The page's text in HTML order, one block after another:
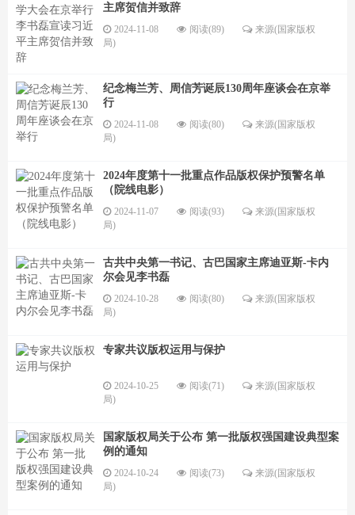
主席贺信并致辞
2024-11-08 阅读(89)
来源(国家版权
局)
纪念梅兰芳、周信芳诞辰130周年座谈会在京举
行
2024-11-08 阅读(80)
来源(国家版权
局)
2024年度第十一批重点作品版权保护预警名单
（院线电影）
2024-11-07 阅读(93)
来源(国家版权
局)
古共中央第一书记、古巴国家主席迪亚斯-卡内
尔会见李书磊
2024-10-28 阅读(80)
来源(国家版权
局)
专家共议版权运用与保护
2024-10-25 阅读(71)
来源(国家版权
局)
国家版权局关于公布 第一批版权强国建设典型案
例的通知
2024-10-24 阅读(73)
来源(国家版权
局)